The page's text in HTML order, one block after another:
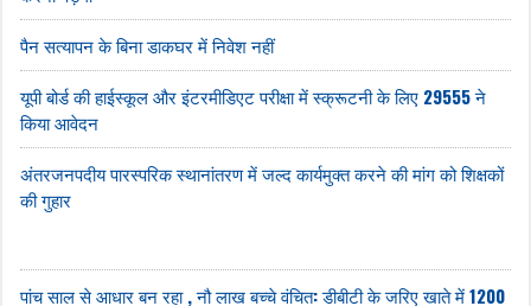
पैन सत्यापन के बिना डाकघर में निवेश नहीं
यूपी बोर्ड की हाईस्कूल और इंटरमीडिएट परीक्षा में स्क्रूटनी के लिए 29555 ने
किया आवेदन
अंतरजनपदीय पारस्परिक स्थानांतरण में जल्द कार्यमुक्त करने की मांग को शिक्षकों
की गुहार
पांच साल से आधार बन रहा , नौ लाख बच्चे वंचित: डीबीटी के जरिए खाते में 1200